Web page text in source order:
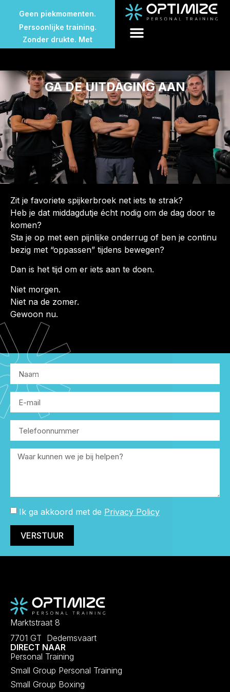
Geen piekmomenten.
Persoonlijke training.
Zonder drukte. Met
Geen wachttijden.
Geen piekmomenten.
GA DE UITDAGING AAN
Zit je favoriete spijkerbroek net iets te strak?
Heb je dat middagdutje écht nodig om de dag door te
komen?
Sta je op met een pijnlijke onderrug of ben je continu
bezig met “oppassen” tijdens bewegen?
Dan is het tijd om er iets aan te doen.
Niet morgen.
Niet na de zomer.
Gewoon nu.
Ik ga akkoord met de Privacy Policy
VERSTUUR
Marktstraat 8
7701 GT Dedemsvaart
DIRECT NAAR
Personal Training
Small Group Personal Training
Small Group Boxing